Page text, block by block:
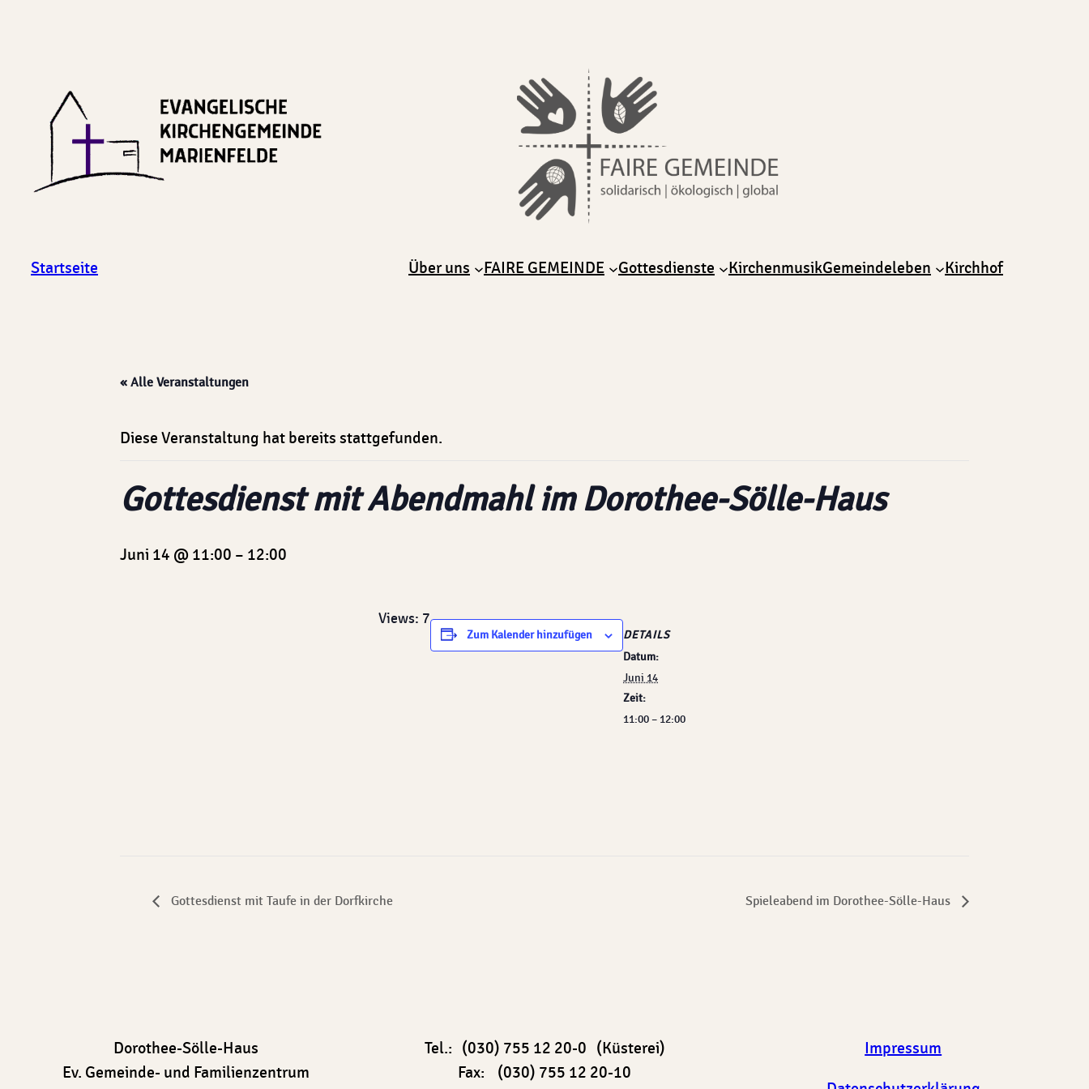
Startseite Über uns FAIRE GEMEINDE Gottesdienste KirchenmusikGemeindeleben Kirchhof
« Alle Veranstaltungen
Diese Veranstaltung hat bereits stattgefunden.
Gottesdienst mit Abendmahl im Dorothee-Sölle-Haus
Juni 14 @ 11:00 – 12:00
Views: 7
Zum Kalender hinzufügen
DETAILS
Datum:
Juni 14
Zeit:
11:00 – 12:00
Gottesdienst mit Taufe in der Dorfkirche Spieleabend im Dorothee-Sölle-Haus
Dorothee-Sölle-Haus
Ev. Gemeinde- und Familienzentrum
Tel.: (030) 755 12 20-0 (Küsterei)
Fax: (030) 755 12 20-10
Impressum